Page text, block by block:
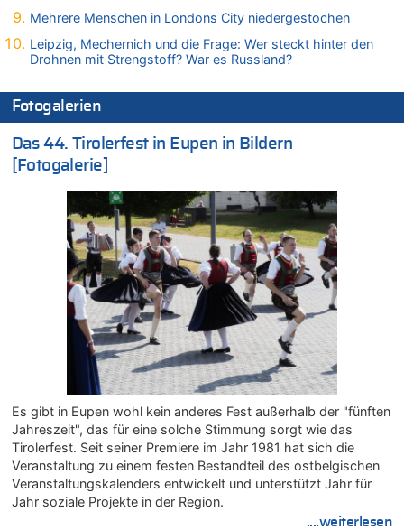
„Schwerwiegende und beschämende Geste“
09.08.2026 - 19:56 von Josef.geul zu
Gigantische Marienstatue in Polen – Größer als die Christus-
09.08.2026 - 19:45 von Ostbelgien Direkt zu
Beruhigungsmittel?
09.08.2026 - 19:27 von Sparwasser zu
Gigantische Marienstatue in Polen – Größer als die Christus-
Figur in Rio – Kitsch, Kunst oder Religion?
09.08.2026 - 19:24 von Sparwasser zu
Politischer Eklat bei der Gedenkfeier in Marcinelle – Meloni:
„Schwerwiegende und beschämende Geste“
09.08.2026 - 19:21 von Woke ist vorbei zu
Gigantische Marienstatue in Polen – Größer als die Christus-
Figur in Rio – Kitsch, Kunst oder Religion?
09.08.2026 - 19:09 von Marcel Scholzen Eimerscheid zu
Gigantische Marienstatue in Polen – Größer als die Christus-
Figur in Rio – Kitsch, Kunst oder Religion?
09.08.2026 - 19:01 von die Wahrheit zu
Politischer Eklat bei der Gedenkfeier in Marcinelle – Meloni:
„Schwerwiegende und beschämende Geste“
09.08.2026 - 18:54 von Pierre zu
Politischer Eklat bei der Gedenkfeier in Marcinelle – Meloni:
„Schwerwiegende und beschämende Geste“
Mehrere Menschen in Londons City niedergestochen
Leipzig, Mechernich und die Frage: Wer steckt hinter den
Drohnen mit Strengstoff? War es Russland?
Fotogalerien
Das 44. Tirolerfest in Eupen in Bildern
[Fotogalerie]
Es gibt in Eupen wohl kein anderes Fest außerhalb der "fünften
Jahreszeit", das für eine solche Stimmung sorgt wie das
Tirolerfest. Seit seiner Premiere im Jahr 1981 hat sich die
Veranstaltung zu einem festen Bestandteil des ostbelgischen
Veranstaltungskalenders entwickelt und unterstützt Jahr für
Jahr soziale Projekte in der Region.
....weiterlesen